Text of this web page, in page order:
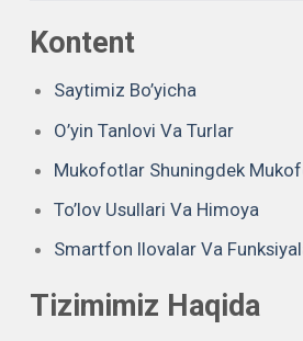
Kontent
Saytimiz Bo’yicha
O’yin Tanlovi Va Turlar
Mukofotlar Shuningdek
To’lov Usullari Va Himoya
Smartfon Ilovalar Va
Tizimimiz Haqida